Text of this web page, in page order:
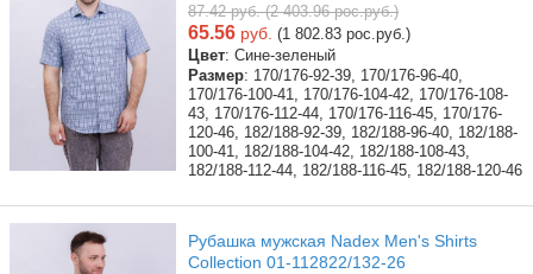
87.42 руб. (2 403.96 рос.руб.)
65.56 руб. (1 802.83 рос.руб.)
Цвет: Сине-зеленый
Размер: 170/176-92-39, 170/176-96-40,
170/176-100-41, 170/176-104-42, 170/176-108-
43, 170/176-112-44, 170/176-116-45, 170/176-
120-46, 182/188-92-39, 182/188-96-40, 182/188-
100-41, 182/188-104-42, 182/188-108-43,
182/188-112-44, 182/188-116-45, 182/188-120-46
Рубашка мужская Nadex Men's Shirts
Collection 01-112822/132-26